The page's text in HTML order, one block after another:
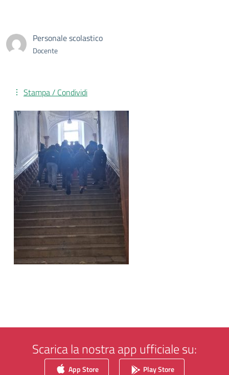
Personale scolastico
Docente
Stampa / Condividi
Scarica la nostra app ufficiale su:
App Store Play Store